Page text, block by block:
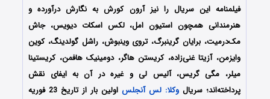
فیلمنامه این سریال را نیز آرون کورش به نگارش درآورده و
هنرمندانی همچون استیون امل، لکس اسکات دیویس، جاش
مک‌درمیت، برایان گرینبرگ، تروی وینبوش، راشل گولدینگ، کوین
وایزمن، آزیتا غنی‌زاده، کریستن هاگر، دومینیک هافمن، کریستینا
میلر، مگی گریس، آلیس لی و غیره در آن به ایفای نقش
پرداخته‌اند؛ سریالوکلا: لس آنجلس
اولین بار از تاریخ 23 فوریه